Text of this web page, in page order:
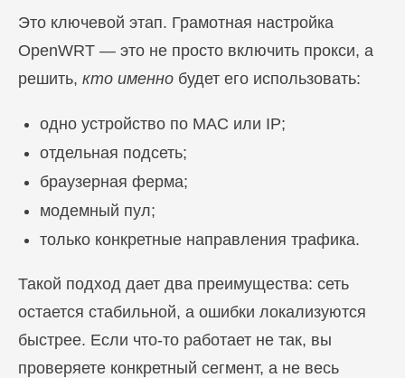
Это ключевой этап. Грамотная настройка
OpenWRT — это не просто включить прокси, а
решить, кто именно будет его использовать:
одно устройство по MAC или IP;
отдельная подсеть;
браузерная ферма;
модемный пул;
только конкретные направления трафика.
Такой подход дает два преимущества: сеть
остается стабильной, а ошибки локализуются
быстрее. Если что-то работает не так, вы
проверяете конкретный сегмент, а не весь